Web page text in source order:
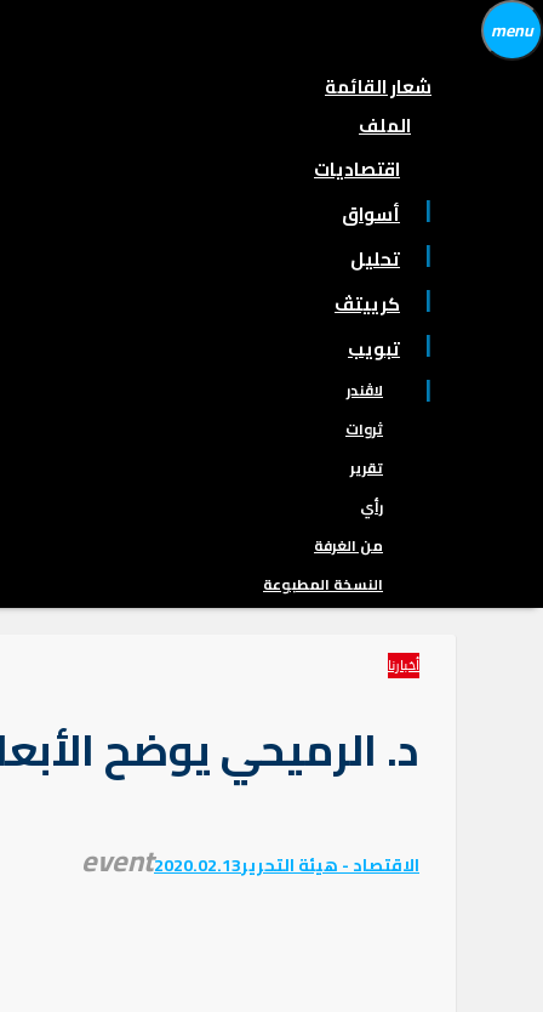
menu
شعار القائمة
الملف
اقتصاديات
أسواق
تحليل
كرييتڤ
تبويب
لاڤندر
ثروات
تقرير
رأي
من الغرفة
النسخة المطبوعة
أخبارنا
د. الرميحي يوضح
الاقتصاد - هيئة التحرير event2020.02.13